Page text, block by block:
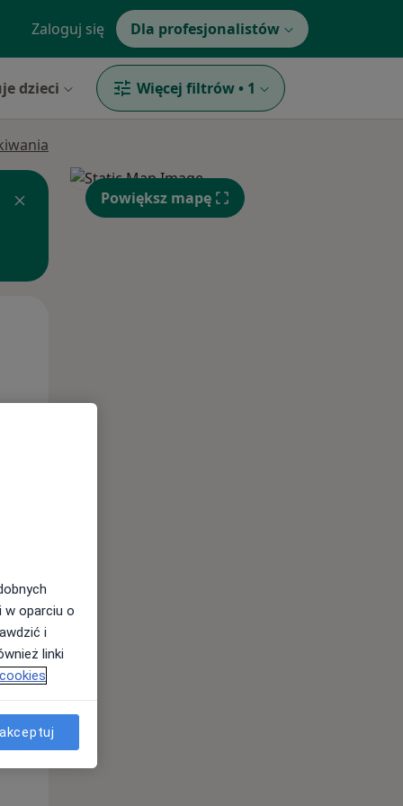
Zaloguj się Dla profesjonalistów
dzieci Więcej filtrów • 1
Pon,
10 Sie
Powiększ mapę
w oparciu o
i
linki